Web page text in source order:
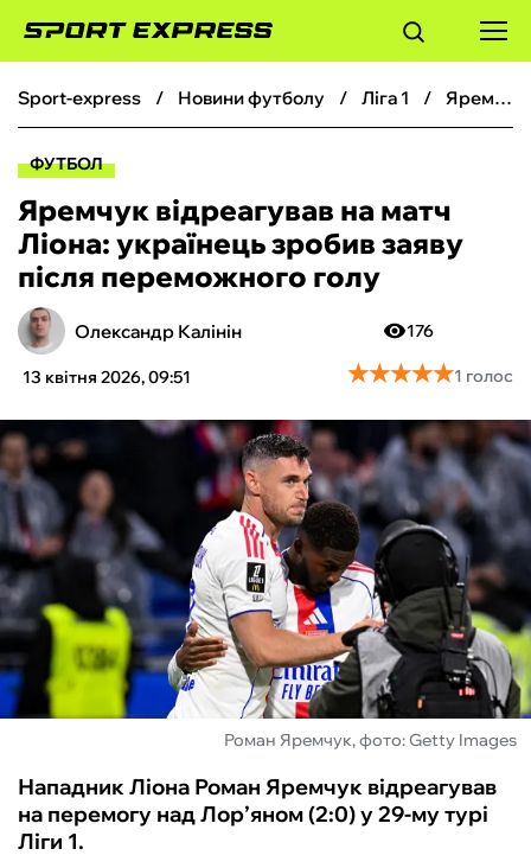
ФУТБОЛ
БОКС
ХОКЕЙ
ТЕНІС
КІБЕРСПОРТ
ЧС-2026
ФУТЗАЛ
ІНШІ
БУКМЕКЕРИ
sport-express новини футболу ліга 1 Яремчук відреагував на матч Ліона: українець зробив заяву після переможного голу
ФУТБОЛ
Яремчук відреагував на матч
Ліона: українець зробив заяву
після переможного голу
Олександр Калінін
13 квітня 2026, 09:51
176
★★★★★
★★★★★1 голос
Роман Яремчук, фото: Getty Images
Нападник Ліона Роман Яремчук відреагував
на перемогу над Лор’яном (2:0) у 29-му турі
Ліги 1.